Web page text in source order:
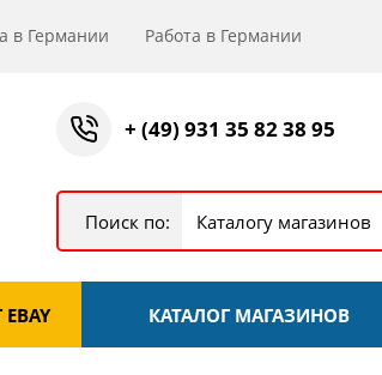
в Германии Работа в Германии
+ (49) 931 35 82 38 95
Поиск по: Каталогу магазинов
КАТАЛОГ МАГАЗИНОВ